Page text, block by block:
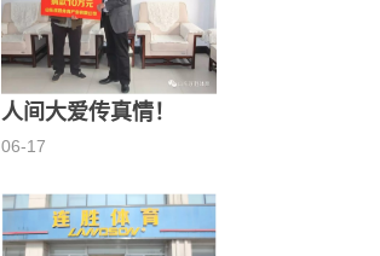
人间大爱传真情！
06-17